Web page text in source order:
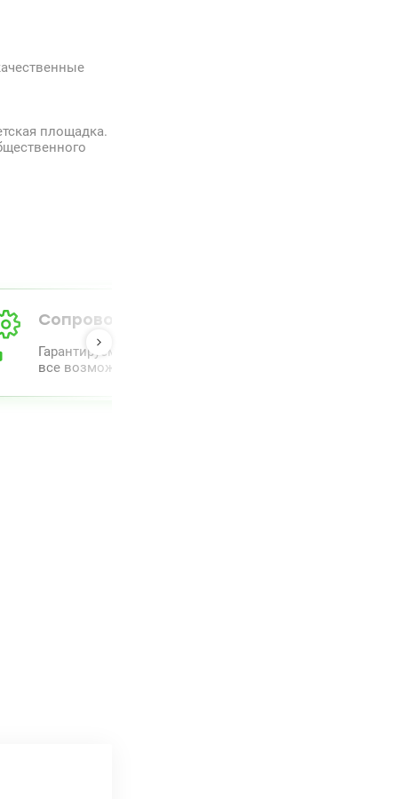
площадка.
Сопровождение от А до Я
Гарантируем полный комлпекс сопровождения и
все возможное для облегчения процесса.